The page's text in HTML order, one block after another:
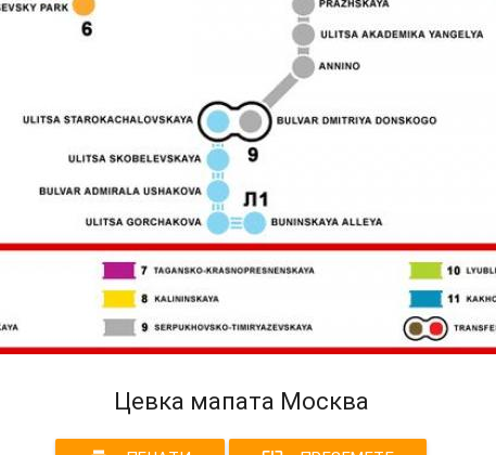
Цевка мапата Москва